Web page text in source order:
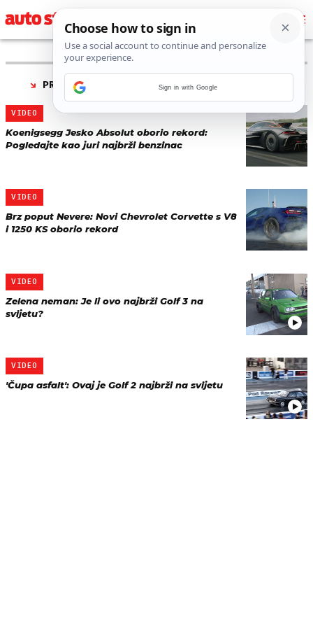
PRONAĐENO 4 REZULTATA ZA TAG “
VIDEO
Koenigsegg Jesko Absolut oborio rekord:
Pogledajte kao juri najbrži benzinac
VIDEO
Brz poput Nevere: Novi Chevrolet Corvette s V8
i 1250 KS oborio rekord
VIDEO
Zelena neman: Je li ovo najbrži Golf 3 na
svijetu?
VIDEO
'Čupa asfalt': Ovaj je Golf 2 najbrži na svijetu
Sign in with Google